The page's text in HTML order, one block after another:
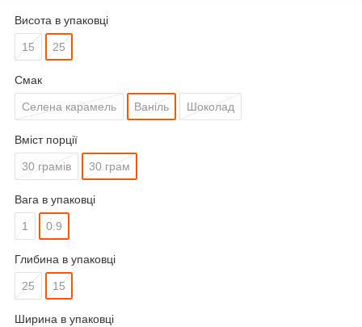
Висота в упаковці
15 25
Смак
Селена карамель Ваніль Шоколад
Вміст порції
30 грамів 30 грам
Вага в упаковці
1 0.9
Глибина в упаковці
25 15
Ширина в упаковці